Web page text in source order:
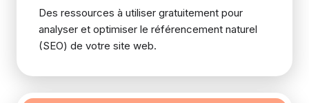
Des ressources à utiliser gratuitement pour
analyser et optimiser le référencement naturel
(SEO) de votre site web.